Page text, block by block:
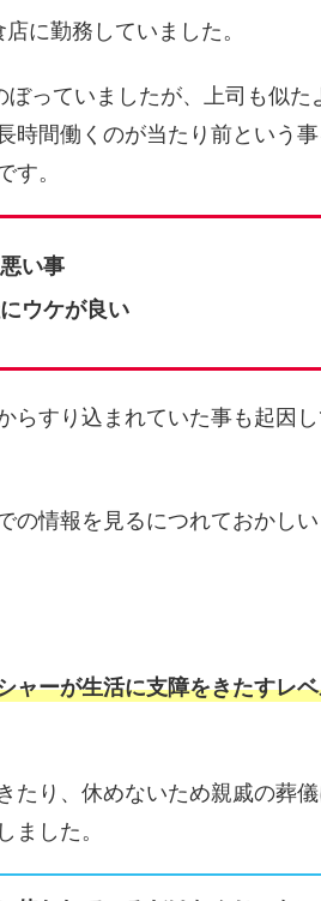
に勤務していました。
っていましたが、上司も似
時間働くのが当たり前という
。
い事
ウケが良い
らすり込まれていた事も起因
の情報を見るにつれておかし
ャーが生活に支障をきたすレ
たり、休めないため親戚の葬
した。